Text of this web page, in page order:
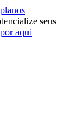
seus
aqui